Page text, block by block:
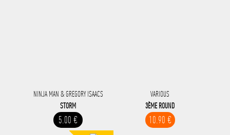
NINJA MAN & GREGORY ISAACS
STORM
5.00 €
VARIOUS
3ÈME ROUND
10.90 €